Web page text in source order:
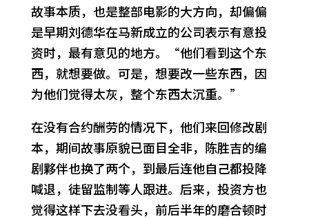
故事本质，也是整部电影的大方向，却偏偏
是早期刘德华在马新成立的公司表示有意投
资时，最有意见的地方。“他们看到这个东
西，就想要做。可是，想要改一些东西，因
为他们觉得太灰，整个东西太沉重。”
在没有合约酬劳的情况下，他们来回修改剧
本，期间故事原貌已面目全非，陈胜吉的编
剧夥伴也换了两个，到最后连他自己都投降
喊退，徒留监制等人跟进。后来，投资方也
觉得这样下去没看头，前后半年的磨合顿时